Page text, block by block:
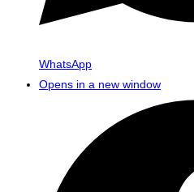
WhatsApp
Opens in a new window